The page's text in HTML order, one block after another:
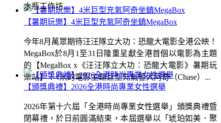
【暑期玩樂】4米巨型充氣阿奇坐鎮MegaBox
今年8月萬眾期待汪汪隊立大功：恐龍大電影全港公映！
MegaBox於8月1至31日隆重呈獻全港首個以電影為主題
的【MegaBox x《汪汪隊立大功：恐龍大電影》暑期玩
樂站】！4米的電影主題巨型充氣警犬阿奇（Chase）...
水瓶工作坊...
【頒獎典禮】2026全港時尚專業女性選舉
2026年第十六屆「全港時尚專業女性選舉」頒獎典禮暨
閉幕禮，於日前圓滿結束，本屆選舉以「琥珀如美．聚